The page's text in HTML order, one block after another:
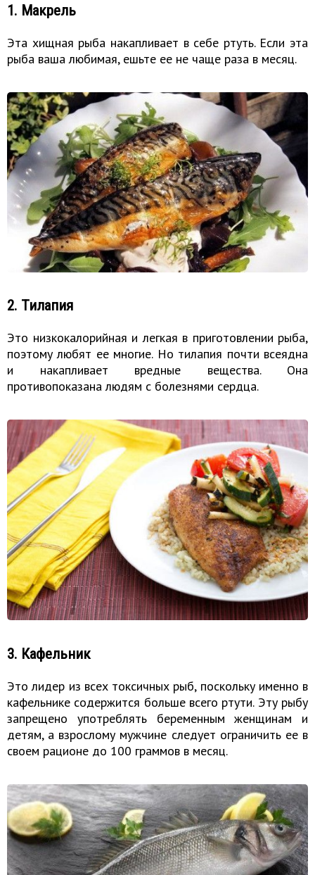
1. Макрель
Эта хищная рыба накапливает в себе ртуть. Если эта
рыба ваша любимая, ешьте ее не чаще раза в месяц.
2. Тилапия
Это низкокалорийная и легкая в приготовлении рыба,
поэтому любят ее многие. Но тилапия почти всеядна
и накапливает вредные вещества. Она
противопоказана людям с болезнями сердца.
3. Кафельник
Это лидер из всех токсичных рыб, поскольку именно в
кафельнике содержится больше всего ртути. Эту рыбу
запрещено употреблять беременным женщинам и
детям, а взрослому мужчине следует ограничить ее в
своем рационе до 100 граммов в месяц.